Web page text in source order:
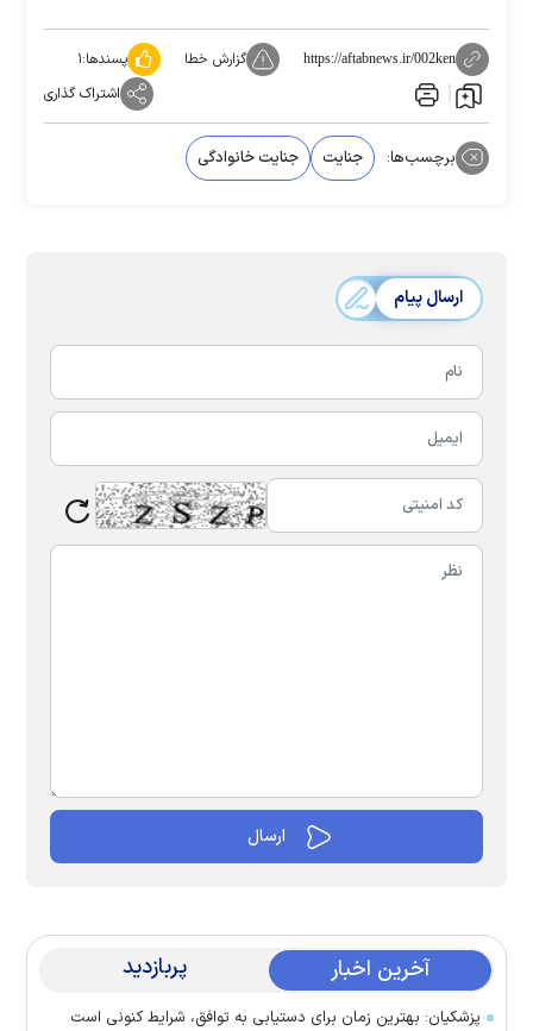
https://aftabnews.ir/002ken گزارش خطا پسندها:۱
اشتراک گذاری
برچسب‌ها: جنایت جنایت خانوادگی
ارسال پیام
آخرین اخبار پربازدید
پزشکیان: بهترین زمان برای دستیابی به توافق، شرایط کنونی است